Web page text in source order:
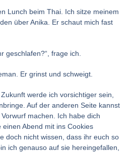
Lunch beim Thai. Ich sitze meinem
über Anika. Er schaut mich fast
geschlafen?“, frage ich.
Er grinst und schweigt.
werde ich vorsichtiger sein,
Auf der anderen Seite kannst
machen. Ich habe dich
Abend mit ins Cookies
doch nicht wissen, dass ihr euch so
ich genauso auf sie hereingefallen,